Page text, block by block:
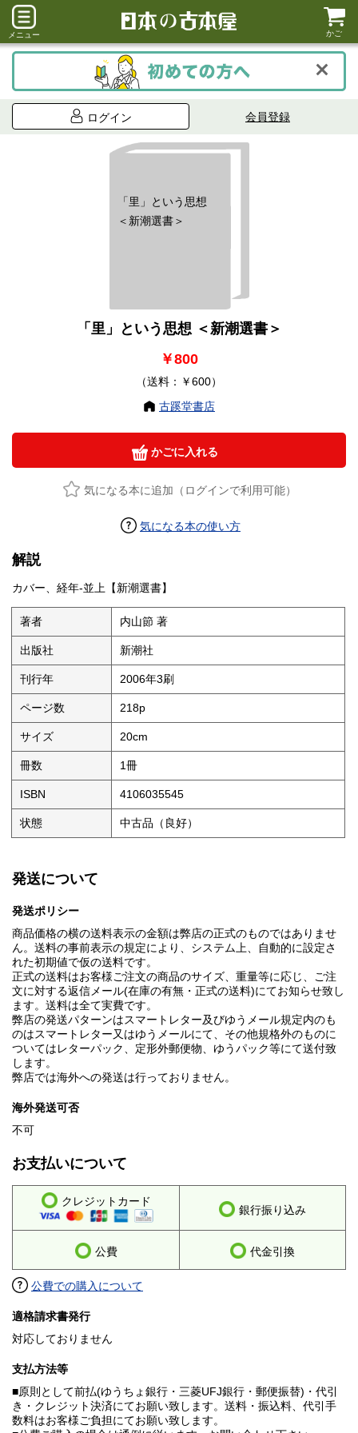
メニュー かご
ログイン 会員登録
「里」という思想
＜新潮選書＞
「里」という思想 ＜新潮選書＞
￥800
（送料：￥600）
古蹊堂書店
かごに入れる
気になる本に追加（ログインで利用可能）
気になる本の使い方
解説
カバー、経年-並上【新潮選書】
著者 内山節 著
出版社 新潮社
刊行年 2006年3刷
ページ数 218p
サイズ 20cm
冊数 1冊
ISBN 4106035545
状態 中古品（良好）
発送について
発送ポリシー
商品価格の横の送料表示の金額は弊店の正式のものではありませ
ん。送料の事前表示の規定により、システム上、自動的に設定さ
れた初期値で仮の送料です。
正式の送料はお客様ご注文の商品のサイズ、重量等に応じ、ご注
文に対する返信メール(在庫の有無・正式の送料)にてお知らせ致し
ます。送料は全て実費です。
弊店の発送パターンはスマートレター及びゆうメール規定内のも
のはスマートレター又はゆうメールにて、その他規格外のものに
ついてはレターパック、定形外郵便物、ゆうパック等にて送付致
します。
弊店では海外への発送は行っておりません。
海外発送可否
不可
お支払いについて
クレジットカード
銀行振り込み
公費 代金引換
公費での購入について
適格請求書発行
対応しておりません
支払方法等
■原則として前払(ゆうちょ銀行・三菱UFJ銀行・郵便振替)・代引
き・クレジット決済にてお願い致します。送料・振込料、代引手
数料はお客様ご負担にてお願い致します。